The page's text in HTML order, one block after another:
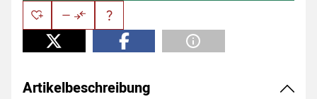
Artikelbeschreibung